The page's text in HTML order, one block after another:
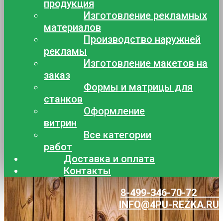
продукция
Изготовление рекламных
материалов
Производство наружней
рекламы
Изготовление макетов на
заказ
Формы и матрицы для
станков
Оформление
витрин
Все категории
работ
Доставка и оплата
Контакты
8-499-346-70-72
INFO@4PU-REZKA.RU